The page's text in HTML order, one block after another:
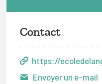
Contact
https://
Envoyer un e-mail